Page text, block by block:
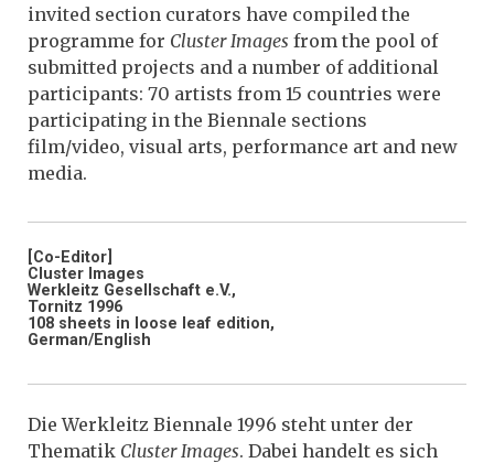
invited section curators have compiled the
programme for Cluster Images from the pool of
submitted projects and a number of additional
participants: 70 artists from 15 countries were
participating in the Biennale sections
film/video, visual arts, performance art and new
media.
[Co-Editor]
Cluster Images
Werkleitz Gesellschaft e.V.,
Tornitz 1996
108 sheets in loose leaf edition,
German/English
Die Werkleitz Biennale 1996 steht unter der
Thematik Cluster Images. Dabei handelt es sich